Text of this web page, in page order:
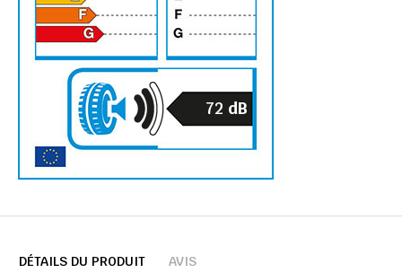
72 dB
DÉTAILS DU PRODUIT AVIS